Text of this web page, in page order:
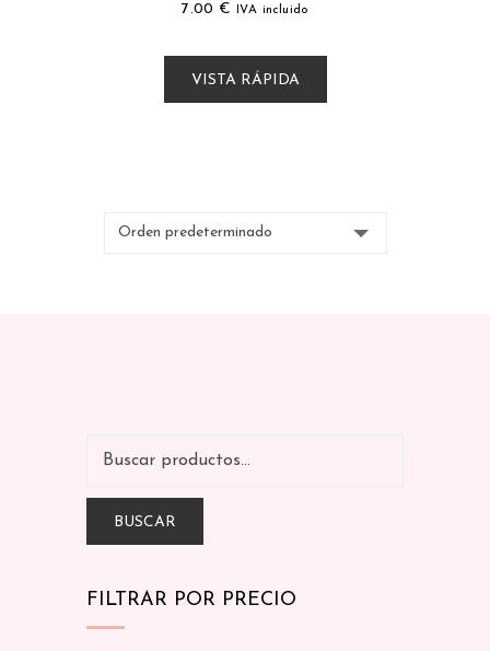
7.00 € IVA incluido
VISTA RÁPIDA
BUSCAR
FILTRAR POR PRECIO